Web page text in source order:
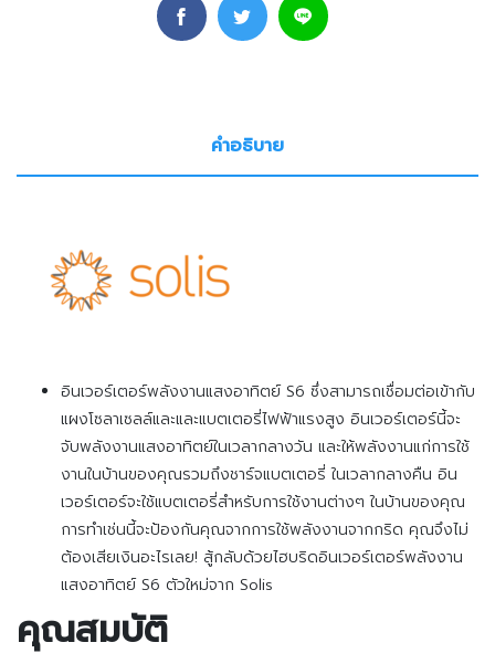
คำอธิบาย
อินเวอร์เตอร์พลังงานแสงอาทิตย์ S6 ซึ่งสามารถเชื่อมต่อเข้ากับ
แผงโซลาเซลล์และและแบตเตอรี่ไฟฟ้าแรงสูง อินเวอร์เตอร์นี้จะ
จับพลังงานแสงอาทิตย์ในเวลากลางวัน และให้พลังงานแก่การใช้
งานในบ้านของคุณรวมถึงชาร์จแบตเตอรี่ ในเวลากลางคืน อิน
เวอร์เตอร์จะใช้แบตเตอรี่สำหรับการใช้งานต่างๆ ในบ้านของคุณ
การทำเช่นนี้จะป้องกันคุณจากการใช้พลังงานจากกริด คุณจึงไม่
ต้องเสียเงินอะไรเลย! สู้กลับด้วยไฮบริดอินเวอร์เตอร์พลังงาน
แสงอาทิตย์ S6 ตัวใหม่จาก Solis
คุณสมบัติ